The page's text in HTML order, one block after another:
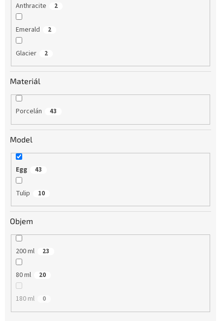
Anthracite 2
Emerald 2
Glacier 2
Materiál
Porcelán 43
Model
Egg 43
Tulip 10
Objem
200 ml 23
80 ml 20
180 ml 0